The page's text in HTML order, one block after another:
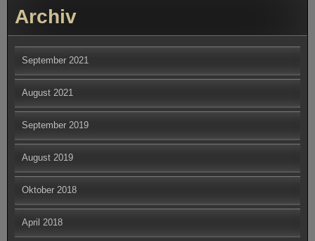
Archiv
September 2021
August 2021
September 2019
August 2019
Oktober 2018
April 2018